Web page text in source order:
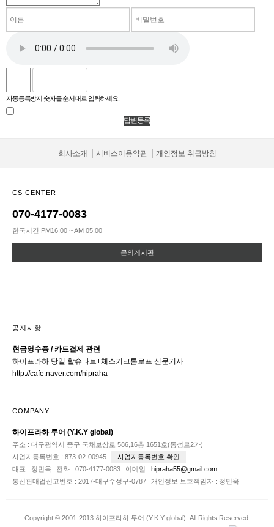
자동등록방지 숫자를 순서대로 입력하세요.
회사소개 서비스이용약관 개인정보 취급방침
CS CENTER
070-4177-0083
한국시간 PM16:00 ~ AM 05:00
문의게시판
공지사항
현금영수증 / 카드결제 관련
하이프라하 당일 할슈타트+체스키크롬로프 신문기사
http://cafe.naver.com/hipraha
COMPANY
하이프라하 투어 (Y.K.Y global)
주소 : 대구광역시 중구 국채보상로 586,16층 1651호(동성로2가)
사업자등록번호 : 873-02-00945
사업자등록번호 확인
대표 : 정민욱
전화 : 070-4177-0083 이메일 : hipraha55@gmail.com
통신판매업신고번호 : 2017-대구수성구-0787
개인정보 보호책임자 : 정민욱
Copyright © 2001-2013 하이프라하 투어 (Y.K.Y global). All Rights Reserved.